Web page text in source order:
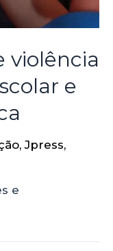
violência
e
,Jpress,
e